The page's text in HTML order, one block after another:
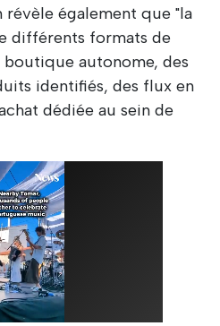
révèle également que "la
différents formats de
autonome, des
identifiés, des flux en
dédiée au sein de